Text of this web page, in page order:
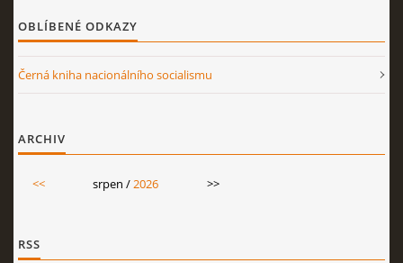
OBLÍBENÉ ODKAZY
Černá kniha nacionálního socialismu
ARCHIV
<< srpen /2026 >>
RSS